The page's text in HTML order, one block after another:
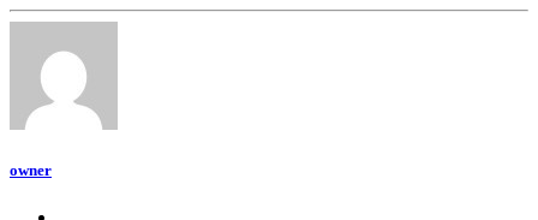
owner